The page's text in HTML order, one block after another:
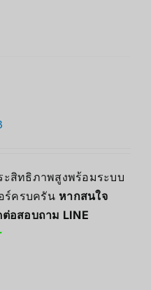
สิทธิภาพสูงพร้อมระบบ
ร์ครบครัน หากสนใจ
อสอบถาม LINE